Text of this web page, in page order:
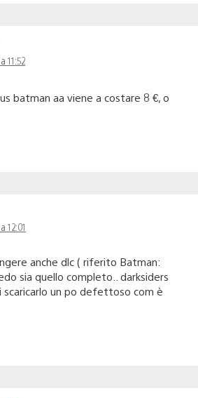
11:52
batman aa viene a costare 8 €, o
12:01
anche dlc ( riferito Batman:
sia quello completo.. darksiders
scaricarlo un po defettoso com è